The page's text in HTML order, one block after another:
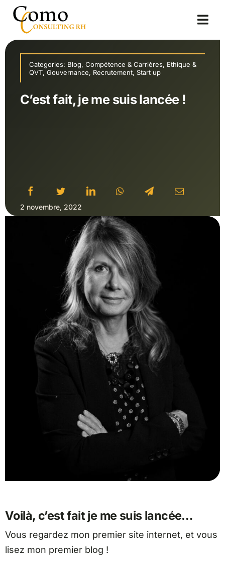
Passer
contenu
Accueil
A propos
Solutions
Categories: Blog, Compétence & Carrières, Ethique &
QVT, Gouvernance, Recrutement, Start up
C’est fait, je me suis lancée !
2 novembre, 2022
Voilà, c’est fait je me suis lancée…
Vous regardez mon premier site internet, et vous
lisez mon premier blog !